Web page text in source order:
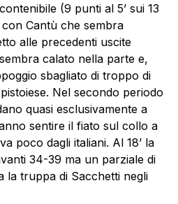
(9 punti al 5’ sui 13
Cantù che sembra
alle precedenti uscite
calato nella parte e,
sbagliato di troppo di
Nel secondo periodo
quasi esclusivamente a
sentire il fiato sul collo a
poco dagli italiani. Al 18’ la
34-39 ma un parziale di
la truppa di Sacchetti negli